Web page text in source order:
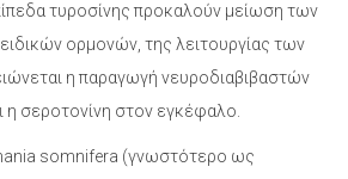
τυροσίνης προκαλούν μείωση των
ορμονών, της λειτουργίας των
η παραγωγή νευροδιαβιβαστών
η σεροτονίνη στον εγκέφαλο.
somnifera (γνωστότερο ως